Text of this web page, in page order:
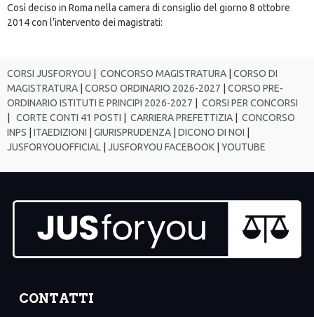
Così deciso in Roma nella camera di consiglio del giorno 8 ottobre
2014 con l’intervento dei magistrati:
CORSI JUSFORYOU CONCORSO MAGISTRATURA
CORSO DI
MAGISTRATURA
CORSO ORDINARIO 2026-2027
CORSO PRE-
ORDINARIO ISTITUTI E PRINCIPI 2026-2027
CORSI PER CONCORSI
CORTE CONTI 41 POSTI CARRIERA PREFETTIZIA
CONCORSO
INPS
ITAEDIZIONI GIURISPRUDENZA DICONO DI NOI
JUSFORYOUOFFICIAL
JUSFORYOU FACEBOOK YOUTUBE
CONTATTI